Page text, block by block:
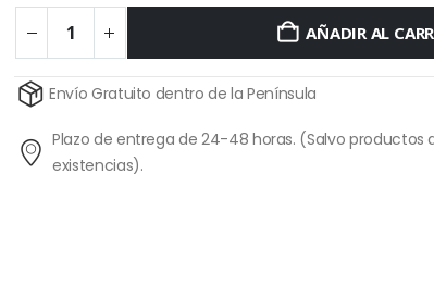
AÑADIR AL
Alternative:
Envío Gratuito dentro de la Península
Plazo de entrega de 24-48 horas. (Salvo productos
existencias).